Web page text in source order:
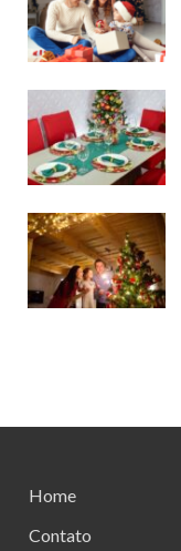
Home
Contato